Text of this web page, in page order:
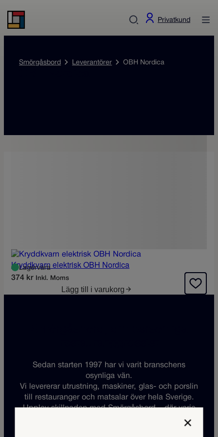
Privatkund
Smörgåsbord Leverantörer OBH Nordica
Kryddkvarn elektrisk OBH Nordica
Lagervara
374 kr Inkl. Moms
Lägg till i varukorg
Sedan starten 1997 har vi varit branschens
osynliga vän.
Vi levererar utrustning, maskiner, glas- och porslin
till restauranger och matsalar över hela Sverige.
Upplev skillnaden med Smörgåsbord – där varje
×